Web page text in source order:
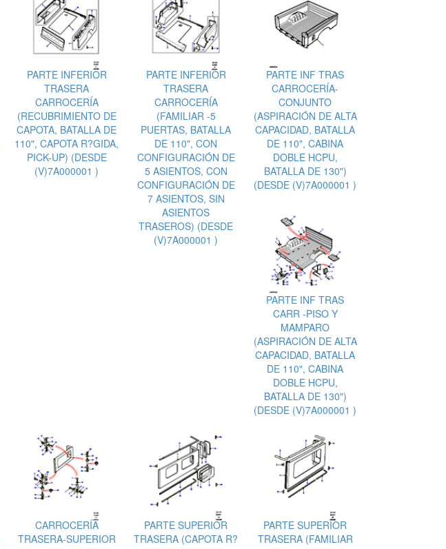
PARTE INFERIOR
TRASERA
CARROCERÍA
(RECUBRIMIENTO DE
CAPOTA, BATALLA DE
110", CAPOTA R?GIDA,
PICK-UP) (DESDE
(V)7A000001 )
PARTE INFERIOR
TRASERA
CARROCERÍA
(FAMILIAR -5
PUERTAS, BATALLA
DE 110", CON
CONFIGURACIÓN DE
5 ASIENTOS, CON
CONFIGURACIÓN DE
7 ASIENTOS, SIN
ASIENTOS
TRASEROS) (DESDE
(V)7A000001 )
PARTE INF TRAS
CARROCERÍA-
CONJUNTO
(ASPIRACIÓN DE ALTA
CAPACIDAD, BATALLA
DE 110", CABINA
DOBLE HCPU,
BATALLA DE 130")
(DESDE (V)7A000001 )
PARTE INF TRAS
CARR -PISO Y
MAMPARO
(ASPIRACIÓN DE ALTA
CAPACIDAD, BATALLA
DE 110", CABINA
DOBLE HCPU,
BATALLA DE 130")
(DESDE (V)7A000001 )
CARROCERÍA
TRASERA-SUPERIOR
PARTE SUPERIOR
TRASERA (CAPOTA R?
PARTE SUPERIOR
TRASERA (FAMILIAR